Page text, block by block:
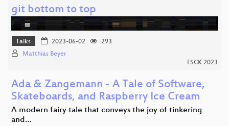
git bottom to top
Talks 2023-06-02
293
Matthias Beyer
FSCK 2023
Ada & Zangemann - A Tale of Software,
Skateboards, and Raspberry Ice Cream
A modern fairy tale that conveys the joy of tinkering
and…